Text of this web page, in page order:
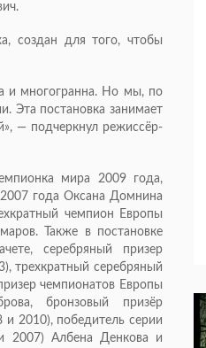
создан для того, чтобы
и многогранна. Но мы, по
Эта постановка занимает
— подчеркнул режиссёр-
мира 2009 года,
года Оксана Домнина
чемпион Европы
Также в постановке
серебряный призер
трехкратный серебряный
чемпионатов Европы
бронзовый призёр
2010), победитель серии
2007) Албена Денкова и